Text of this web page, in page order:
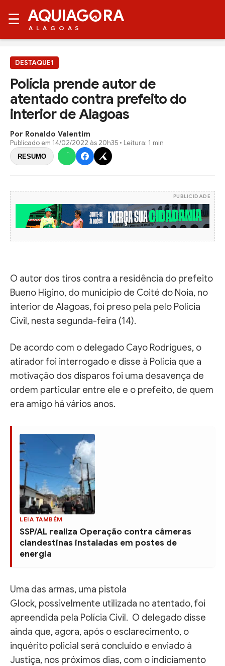
☰ AQUIAG RA
ALAGOAS
DESTAQUE1
Polícia prende autor de
atentado contra prefeito do
interior de Alagoas
Por Ronaldo Valentim
Publicado em 14/02/2022 às 20h35 • Leitura: 1 min
RESUMO
PUBLICIDADE
O autor dos tiros contra a residência do prefeito
Bueno Higino, do município de Coité do Noia, no
interior de Alagoas, foi preso pela pelo Polícia
Civil, nesta segunda-feira (14).
De acordo com o delegado Cayo Rodrigues, o
atirador foi interrogado e disse à Polícia que a
motivação dos disparos foi uma desavença de
ordem particular entre ele e o prefeito, de quem
era amigo há vários anos.
LEIA TAMBÉM
SSP/AL realiza Operação contra câmeras
clandestinas instaladas em postes de
energia
Uma das armas, uma pistola
Glock, possivelmente utilizada no atentado, foi
apreendida pela Polícia Civil. O delegado disse
ainda que, agora, após o esclarecimento, o
inquérito policial será concluído e enviado à
Justiça, nos próximos dias, com o indiciamento